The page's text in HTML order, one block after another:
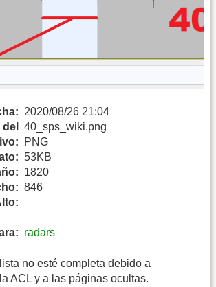
2020/08/26 21:04
40_sps_wiki.png
PNG
53KB
1820
846
radars
no esté completa debido a
ACL y a las páginas ocultas.